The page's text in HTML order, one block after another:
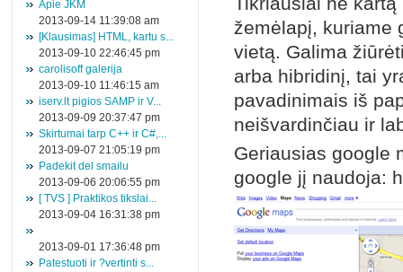
Apie JKM
2013-09-14 11:39:08 am
[Klausimas] HTML, kartu s...
2013-09-10 22:46:45 pm
carolisoff galerija
2013-09-10 11:46:15 am
iserv.lt pigios SAMP ir V...
2013-09-09 20:37:47 pm
Skirtumai tarp C++ ir C#,...
2013-09-07 21:05:19 pm
Padekit del smailu
2013-09-06 20:06:55 pm
[ TVS ] Praktikos tikslai...
2013-09-04 16:31:38 pm
2013-09-01 17:36:48 pm
Patestuoti ir ?vertinti s...
žemėlapį, kuriame
vietą. Galima
arba hibridinį, tai
pavadinimais iš
neišvardinčiau ir
Geriausias google
google jį naudoja: